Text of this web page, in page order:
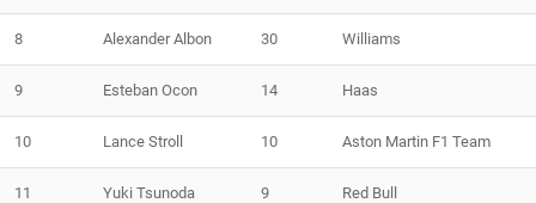
8 Alexander Albon 30 Williams
9 Esteban Ocon 14 Haas
10 Lance Stroll 10 Aston Martin F1 Team
11 Yuki Tsunoda 9 Red Bull